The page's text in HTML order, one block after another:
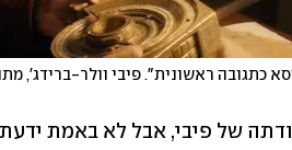
כתגובה ראשונית". פיבי וולר-ברידג',